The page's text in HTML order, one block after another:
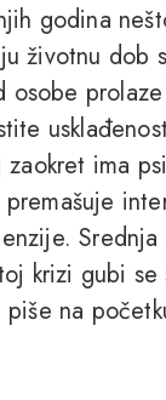
godina
životnu dob
osobe
ima
krizi gubi
piše na